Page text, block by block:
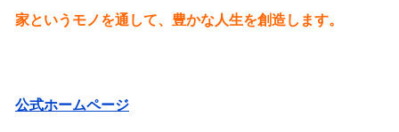
家というモノを通して、豊かな人生を創造します。
公式ホームページ